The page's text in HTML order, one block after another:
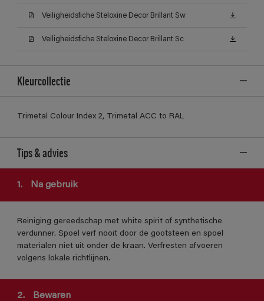
Veiligheidsfiche Steloxine Decor Brillant Sw
Veiligheidsfiche Steloxine Decor Brillant Sc
Kleurcollectie
Trimetal Colour Index 2, Trimetal ACC to RAL
Tips & advies
1. Na gebruik
Reiniging gereedschap met white spirit of synthetische
verdunner. Spoel verf nooit door de gootsteen en spoel
materialen niet uit onder de kraan. Verfresten afvoeren
volgens lokale richtlijnen.
2. Bewaren